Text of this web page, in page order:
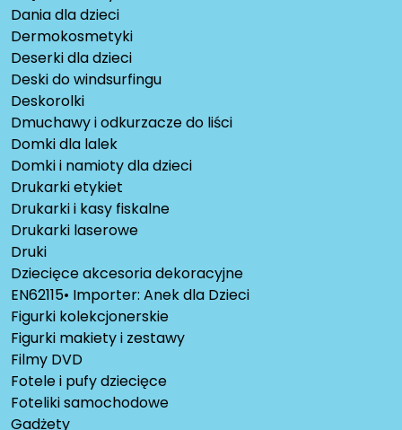
Dania dla dzieci
Dermokosmetyki
Deserki dla dzieci
Deski do windsurfingu
Deskorolki
Dmuchawy i odkurzacze do liści
Domki dla lalek
Domki i namioty dla dzieci
Drukarki etykiet
Drukarki i kasy fiskalne
Drukarki laserowe
Druki
Dziecięce akcesoria dekoracyjne
EN62115• Importer: Anek dla Dzieci
Figurki kolekcjonerskie
Figurki makiety i zestawy
Filmy DVD
Fotele i pufy dziecięce
Foteliki samochodowe
Gadżety